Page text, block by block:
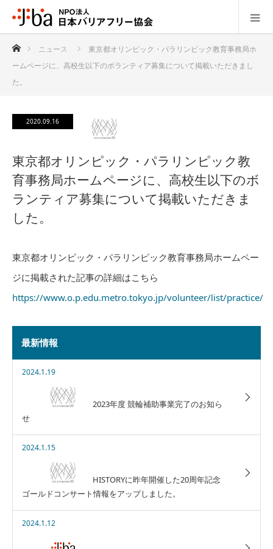
ホーム ニュース
東京都オリンピック・パラリンピック教育事務局ホ
ームページに、高校生以下のボランティア募集について掲載いただきまし
た。
2020.09.16
東京都オリンピック・パラリンピック教
育事務局ホームページに、高校生以下のボ
ランティア募集について掲載いただきま
した。
東京都オリンピック・パラリンピック教育事務局ホームペー
ジに掲載された記事の詳細はこちら
https://www.o.p.edu.metro.tokyo.jp/volunteer/list/practice/
最新情報
2024.1.19
2023年度 競輪補助事業完了のお知ら
せ
2024.1.15
HISTORYに昨年開催した20周年記念
ゴールドコンサート情報をアップしました。
2024.1.12